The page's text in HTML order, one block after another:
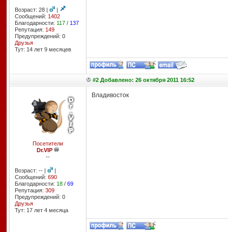
Возраст: 28 |
|
Сообщений: 1402
Благодарности: 117/ 137
Репутация: 149
Предупреждений: 0
Друзья
Тут: 14 лет 9 месяцев
#2 Добавлено: 26 октября 2011 16:52
Посетители
Dr.VIP
--
Возраст: -- |
|
Сообщений: 690
Благодарности: 18/ 69
Репутация: 309
Предупреждений: 0
Друзья
Тут: 17 лет 4 месяцa
Владивосток